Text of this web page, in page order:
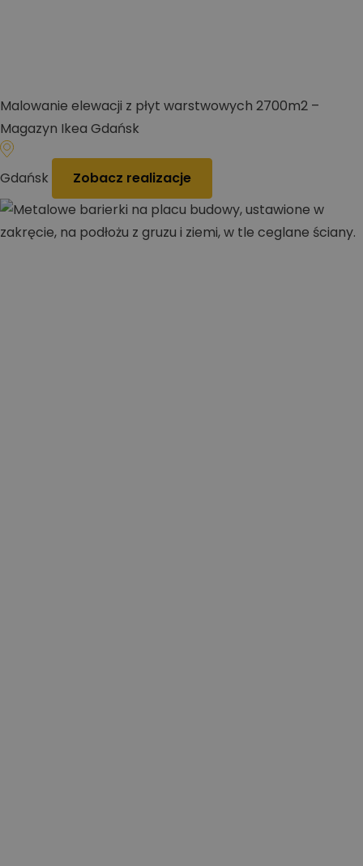
Malowanie elewacji z płyt warstwowych 2700m2 –
Magazyn Ikea Gdańsk
Gdańsk Zobacz realizacje